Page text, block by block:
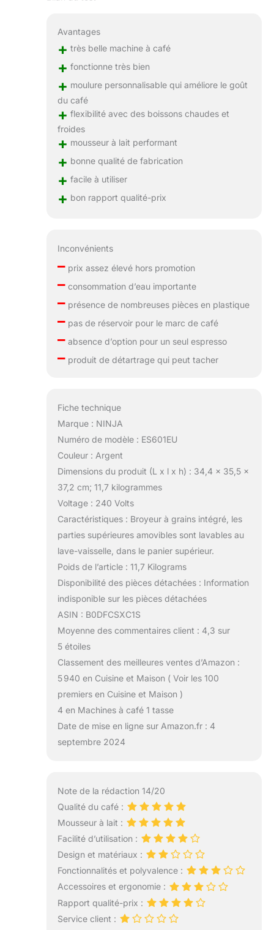
Avantages
+ très belle machine à café
+ fonctionne très bien
+ moulure personnalisable qui améliore le goût
du café
+ flexibilité avec des boissons chaudes et
froides
+ mousseur à lait performant
+ bonne qualité de fabrication
+ facile à utiliser
+ bon rapport qualité-prix
Inconvénients
–prix assez élevé hors promotion
–consommation d’eau importante
–présence de nombreuses pièces en plastique
–pas de réservoir pour le marc de café
–absence d’option pour un seul espresso
–produit de détartrage qui peut tacher
Fiche technique
Marque : NINJA
Numéro de modèle : ES601EU
Couleur : Argent
Dimensions du produit (L x l x h) : 34,4 x 35,5 x
37,2 cm; 11,7 kilogrammes
Voltage : 240 Volts
Caractéristiques : Broyeur à grains intégré, les
parties supérieures amovibles sont lavables au
lave-vaisselle, dans le panier supérieur.
Poids de l’article : 11,7 Kilograms
Disponibilité des pièces détachées : Information
indisponible sur les pièces détachées
ASIN : B0DFCSXC1S
Moyenne des commentaires client : 4,3 sur
5 étoiles
Classement des meilleures ventes d’Amazon :
5 940 en Cuisine et Maison ( Voir les 100
premiers en Cuisine et Maison )
4 en Machines à café 1 tasse
Date de mise en ligne sur Amazon.fr : 4
septembre 2024
Note de la rédaction 14/20
Qualité du café :
Mousseur à lait :
Facilité d’utilisation :
Design et matériaux :
Fonctionnalités et polyvalence :
Accessoires et ergonomie :
Rapport qualité-prix :
Service client :